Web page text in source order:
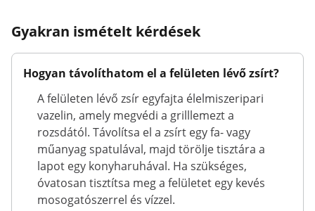
Gyakran ismételt kérdések
Hogyan távolíthatom el a felületen lévő zsírt?
A felületen lévő zsír egyfajta élelmiszeripari
vazelin, amely megvédi a grilllemezt a
rozsdától. Távolítsa el a zsírt egy fa- vagy
műanyag spatulával, majd törölje tisztára a
lapot egy konyharuhával. Ha szükséges,
óvatosan tisztítsa meg a felületet egy kevés
mosogatószerrel és vízzel.